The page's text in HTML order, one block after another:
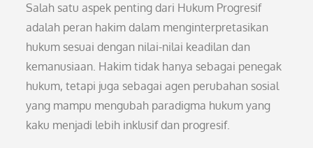
Salah satu aspek penting dari Hukum Progresif
adalah peran hakim dalam menginterpretasikan
hukum sesuai dengan nilai-nilai keadilan dan
kemanusiaan. Hakim tidak hanya sebagai penegak
hukum, tetapi juga sebagai agen perubahan sosial
yang mampu mengubah paradigma hukum yang
kaku menjadi lebih inklusif dan progresif.